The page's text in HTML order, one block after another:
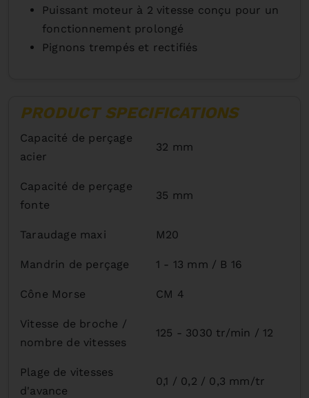
Puissant moteur à 2 vitesse conçu pour un
fonctionnement prolongé
Pignons trempés et rectifiés
PRODUCT SPECIFICATIONS
Capacité de perçage
acier
32 mm
Capacité de perçage
fonte
35 mm
Taraudage maxi M20
Mandrin de perçage 1 - 13 mm / B 16
Cône Morse CM 4
Vitesse de broche /
nombre de vitesses
125 - 3030 tr/min / 12
Plage de vitesses
d'avance
0,1 / 0,2 / 0,3 mm/tr